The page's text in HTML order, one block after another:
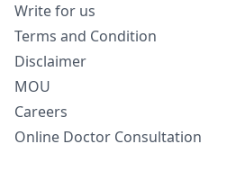
Write for us
Terms and Condition
Disclaimer
MOU
Careers
Online Doctor Consultation